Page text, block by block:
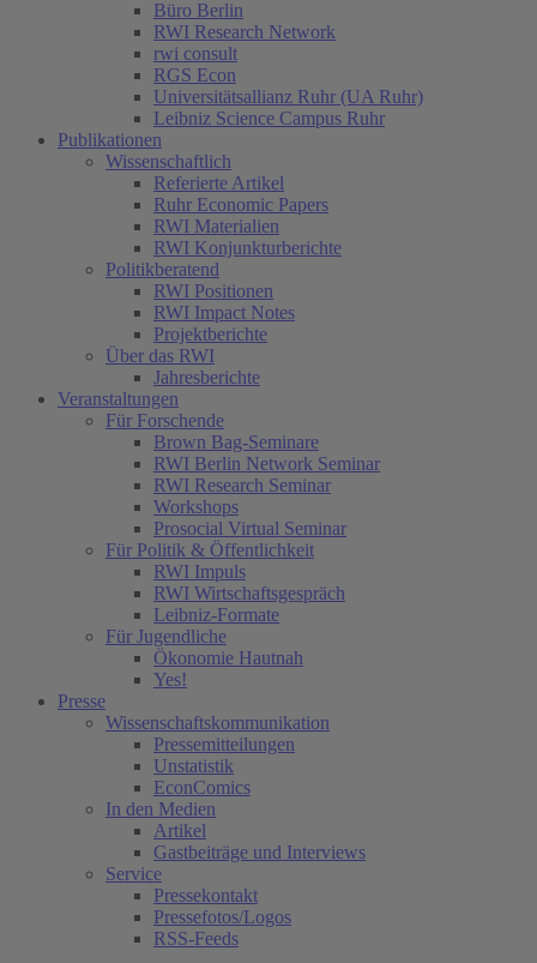
Büro Berlin
RWI Research Network
rwi consult
RGS Econ
Universitätsallianz Ruhr (UA Ruhr)
Leibniz Science Campus Ruhr
Publikationen
Wissenschaftlich
Referierte Artikel
Ruhr Economic Papers
RWI Materialien
RWI Konjunkturberichte
Politikberatend
RWI Positionen
RWI Impact Notes
Projektberichte
Über das RWI
Jahresberichte
Veranstaltungen
Für Forschende
Brown Bag-Seminare
RWI Berlin Network Seminar
RWI Research Seminar
Workshops
Prosocial Virtual Seminar
Für Politik & Öffentlichkeit
RWI Impuls
RWI Wirtschaftsgespräch
Leibniz-Formate
Für Jugendliche
Ökonomie Hautnah
Yes!
Presse
Wissenschaftskommunikation
Pressemitteilungen
Unstatistik
EconComics
In den Medien
Artikel
Gastbeiträge und Interviews
Service
Pressekontakt
Pressefotos/Logos
RSS-Feeds